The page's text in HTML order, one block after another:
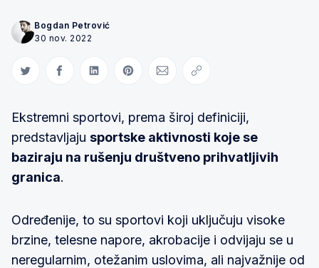
Bogdan Petrović
30 nov. 2022
Share on Twitter
Share on Facebook
Share on LinkedIn
Share on Pinterest
Share via Email
Copy link
Ekstremni sportovi, prema široj definiciji,
predstavljaju sportske aktivnosti koje se
baziraju na rušenju društveno prihvatljivih
granica.
Određenije, to su sportovi koji uključuju visoke
brzine, telesne napore, akrobacije i odvijaju se u
neregularnim, otežanim uslovima, ali najvažnije od